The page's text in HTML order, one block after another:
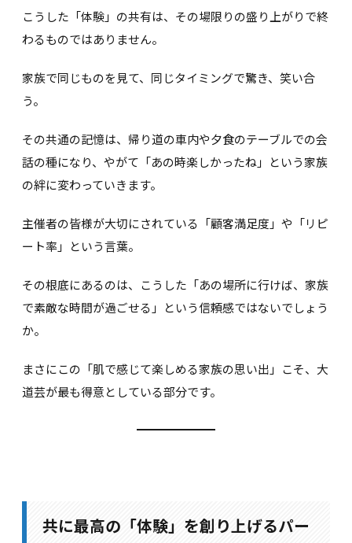
こうした「体験」の共有は、その場限りの盛り上がりで終
わるものではありません。
家族で同じものを見て、同じタイミングで驚き、笑い合
う。
その共通の記憶は、帰り道の車内や夕食のテーブルでの会
話の種になり、やがて「あの時楽しかったね」という家族
の絆に変わっていきます。
主催者の皆様が大切にされている「顧客満足度」や「リピ
ート率」という言葉。
その根底にあるのは、こうした「あの場所に行けば、家族
で素敵な時間が過ごせる」という信頼感ではないでしょう
か。
まさにこの「肌で感じて楽しめる家族の思い出」こそ、大
道芸が最も得意としている部分です。
共に最高の「体験」を創り上げるパー